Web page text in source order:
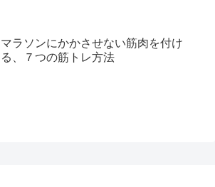
マラソンにかかさせない筋肉を付け
る、７つの筋トレ方法